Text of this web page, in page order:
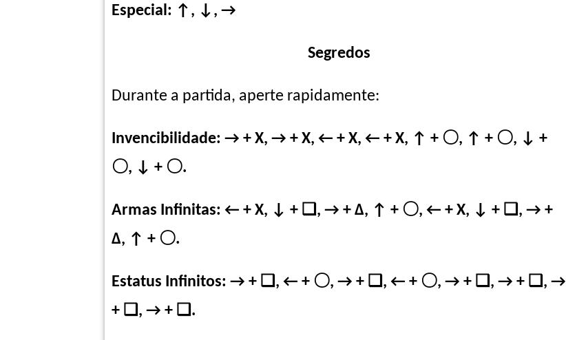
Especial: ↑, ↓, →
Segredos
Durante a partida, aperte rapidamente:
Invencibilidade: → + X, → + X, ← + X, ← + X, ↑ + 〇, ↑ + 〇, ↓ +
〇, ↓ + 〇.
Armas Infinitas: ← + X, ↓ + ❑, → + Δ, ↑ + 〇, ← + X, ↓ + ❑, → +
Δ, ↑ + 〇.
Estatus Infinitos: → + ❑, ← + 〇, → + ❑, ← + 〇, → + ❑, → + ❑, →
+ ❑, → + ❑.